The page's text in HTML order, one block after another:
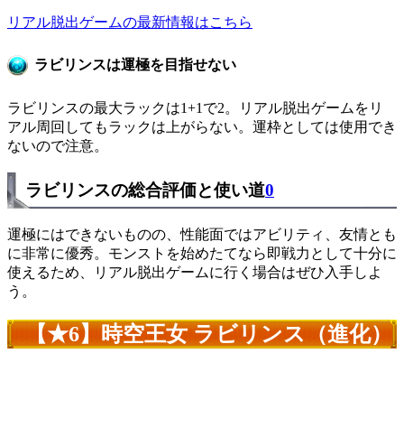
リアル脱出ゲームの最新情報はこちら
ラビリンスは運極を目指せない
ラビリンスの最大ラックは1+1で2。リアル脱出ゲームをリ
アル周回してもラックは上がらない。運枠としては使用でき
ないので注意。
ラビリンスの総合評価と使い道0
運極にはできないものの、性能面ではアビリティ、友情とも
に非常に優秀。モンストを始めたてなら即戦力として十分に
使えるため、リアル脱出ゲームに行く場合はぜひ入手しよ
う。
【★6】時空王女 ラビリンス（進化）